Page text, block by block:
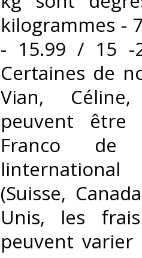
kilogrammes -
- 15.99 / 15 -
Certaines de
Vian,
peuvent être
Franco de
(Suisse,
Unis, les
peuvent